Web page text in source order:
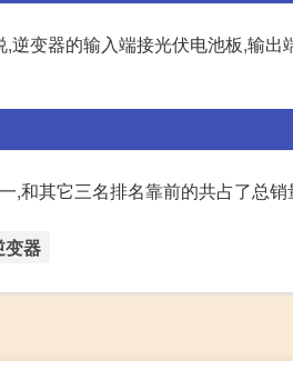
变器的输入端接光伏电池板,输出
,和其它三名排名靠前的共占了总销
变器